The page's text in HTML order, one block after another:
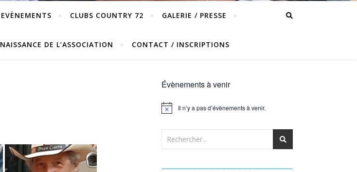
EVÈNEMENTS CLUBS COUNTRY 72 GALERIE / PRESSE
NAISSANCE DE L’ASSOCIATION CONTACT / INSCRIPTIONS
Évènements à venir
Notice Il n’y a pas d’évènements à venir.